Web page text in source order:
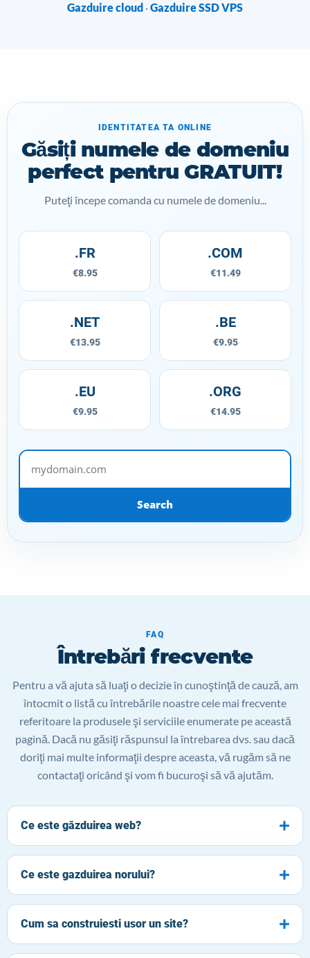
Gazduire cloud · Gazduire SSD VPS
IDENTITATEA TA ONLINE
Găsiți numele de domeniu
perfect pentru GRATUIT!
Puteţi începe comanda cu numele de domeniu...
.FR
€8.95
.COM
€11.49
.NET
€13.95
.BE
€9.95
.EU
€9.95
.ORG
€14.95
mydomain.com
Search
FAQ
Întrebări frecvente
Pentru a vă ajuta să luaţi o decizie în cunoştinţă de cauză, am
întocmit o listă cu întrebările noastre cele mai frecvente
referitoare la produsele şi serviciile enumerate pe această
pagină. Dacă nu găsiţi răspunsul la întrebarea dvs. sau dacă
doriţi mai multe informaţii despre aceasta, vă rugăm să ne
contactaţi oricând şi vom fi bucuroşi să vă ajutăm.
Ce este găzduirea web?
Ce este gazduirea norului?
Cum sa construiesti usor un site?